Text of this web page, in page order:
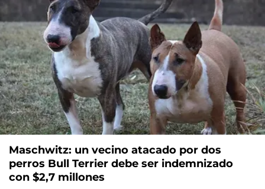
Maschwitz: un vecino atacado por dos
perros Bull Terrier debe ser indemnizado
con $2,7 millones